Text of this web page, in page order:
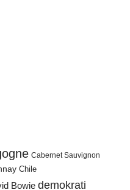
Cabernet Sauvignon
Chile
Bowie demokrati